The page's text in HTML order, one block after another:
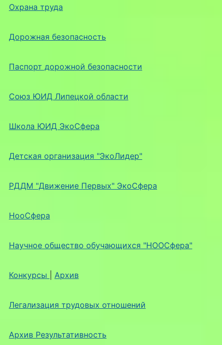
Охрана труда
Дорожная безопасность
Паспорт дорожной безопасности
Союз ЮИД Липецкой области
Школа ЮИД ЭкоСфера
Детская организация "ЭкоЛидер"
РДДМ "Движение Первых" ЭкоСфера
НооСфера
Научное общество обучающихся "НООСфера"
Конкурсы Архив
Легализация трудовых отношений
Архив Результативность